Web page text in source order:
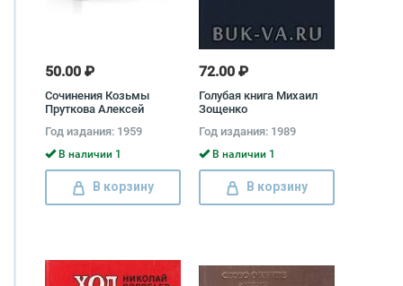
50.00 ₽
Сочинения Козьмы
Пруткова Алексей
Жемчужников, Алексей
Жемчужников
Год издания: 1959
В наличии 1
В корзину
72.00 ₽
Голубая книга Михаил
Зощенко
Год издания: 1989
В наличии 1
В корзину